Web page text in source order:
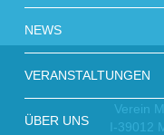
NEWS
VERANSTALTUNGEN
ÜBER UNS
Verein
I-39012